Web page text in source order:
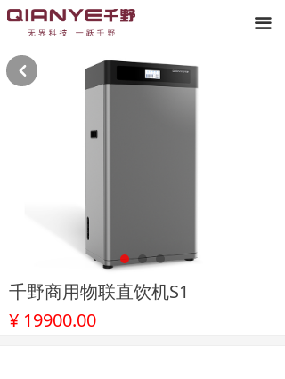
끀
千野商用物联直饮机S1
¥ 19900.00
낒